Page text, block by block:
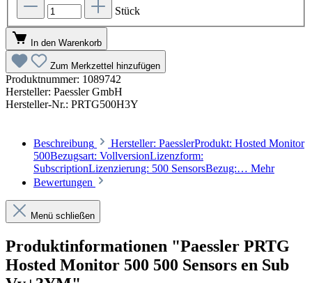
Stück
In den Warenkorb
Zum Merkzettel hinzufügen
Produktnummer: 1089742
Hersteller: Paessler GmbH
Hersteller-Nr.: PRTG500H3Y
Beschreibung
Hersteller: PaesslerProdukt: Hosted Monitor
500Bezugsart: VollversionLizenzform:
SubscriptionLizenzierung: 500 SensorsBezug:… Mehr
Bewertungen
Menü schließen
Produktinformationen "Paessler PRTG
Hosted Monitor 500 500 Sensors en Sub